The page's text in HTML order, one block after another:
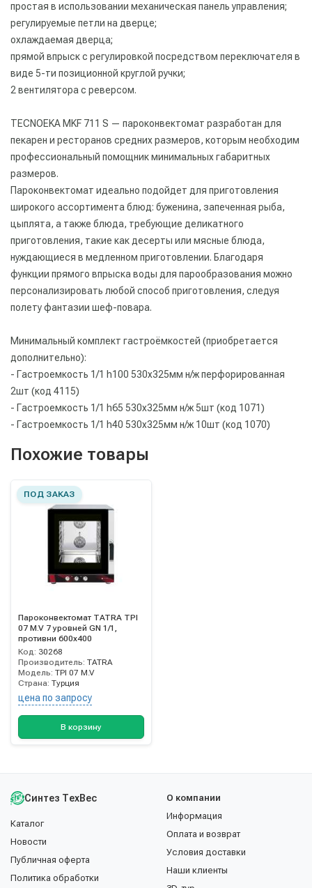
простая в использовании механическая панель управления;
регулируемые петли на дверце;
охлаждаемая дверца;
прямой впрыск с регулировкой посредством переключателя в
виде 5-ти позиционной круглой ручки;
2 вентилятора с реверсом.
TECNOEKA MKF 711 S — пароконвектомат разработан для
пекарен и ресторанов средних размеров, которым необходим
профессиональный помощник минимальных габаритных
размеров.
Пароконвектомат идеально подойдет для приготовления
широкого ассортимента блюд: буженина, запеченная рыба,
цыплята, а также блюда, требующие деликатного
приготовления, такие как десерты или мясные блюда,
нуждающиеся в медленном приготовлении. Благодаря
функции прямого впрыска воды для парообразования можно
персонализировать любой способ приготовления, следуя
полету фантазии шеф-повара.
Минимальный комплект гастроёмкостей (приобретается
дополнительно):
- Гастроемкость 1/1 h100 530х325мм н/ж перфорированная
2шт (код 4115)
- Гастроемкость 1/1 h65 530х325мм н/ж 5шт (код 1071)
- Гастроемкость 1/1 h40 530х325мм н/ж 10шт (код 1070)
Похожие товары
ПОД ЗАКАЗ
Пароконвектомат TATRA TPI
07 M.V 7 уровней GN 1/1,
противни 600х400
Код: 30268
Производитель: TATRA
Модель: TPI 07 M.V
Страна: Турция
цена по запросу
В корзину
Синтез ТехВес
Каталог
Новости
Публичная оферта
Политика обработки
О компании
Информация
Оплата и возврат
Условия доставки
Наши клиенты